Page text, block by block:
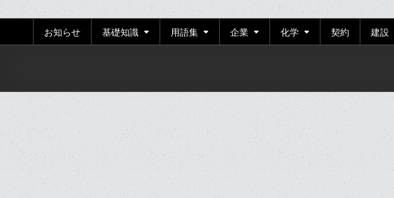
お知らせ 基礎知識 用語集 企業 化学 契約 建設